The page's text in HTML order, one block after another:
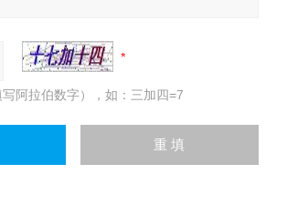
阿拉伯数字），如：三加四=7